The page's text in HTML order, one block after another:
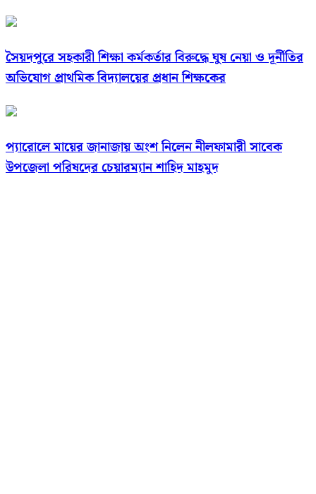
সৈয়দপুরে সহকারী শিক্ষা কর্মকর্তার বিরুদ্ধে ঘুষ নেয়া ও দূর্নীতির
অভিযোগ প্রাথমিক বিদ্যালয়ের প্রধান শিক্ষকের
প্যারোলে মায়ের জানাজায় অংশ নিলেন নীলফামারী সাবেক
উপজেলা পরিষদের চেয়ারম্যান শাহিদ মাহমুদ